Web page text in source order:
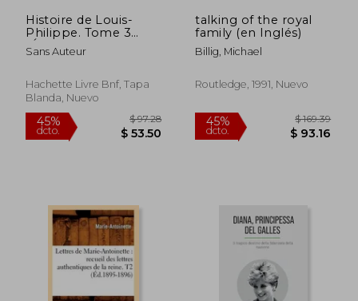
40% 45%
dcto.
Histoire de Louis-
Philippe. Tome 3
(Éd.1870-1875) (en
Francés)
Sans Auteur
Hachette Livre Bnf, Tapa
Blanda, Nuevo
talking of the royal
family (en Inglés)
Billig, Michael
Routledge, 1991, Nuevo